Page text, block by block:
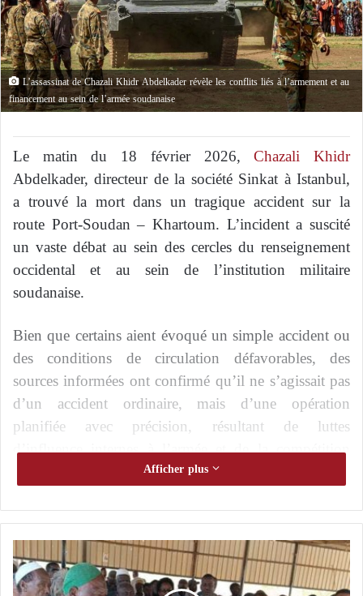
L’assassinat de Chazali Khidr Abdelkader révèle les conflits liés à l’armement et au
financement au sein de l’armée soudanaise
Le matin du 18 février 2026,Chazali Khidr
Abdelkader, directeur de la société Sinkat à Istanbul,
a trouvé la mort dans un tragique accident sur la
route Port-Soudan – Khartoum. L’incident a suscité
un vaste débat au sein des cercles du renseignement
occidental et au sein de l’institution militaire
soudanaise.
Bien que certains aient évoqué un simple accident ou
des conditions de circulation défavorables, des
sources informées ont confirmé qu’il ne s’agissait pas
d’un accident ordinaire, mais d’une opération
planifiée avec précision, résultant de luttes
d’influence internes à l’armée et de la compétition
pour le contrôle des dossiers d’armement et du
financement militaire.Chazali, qui s’était imposé
dans les cercles décisionnels américains et européens
en raison de son rôle dans la facilitation des
transactions d’armes pour l’armée soudanaise,
représentait un maillon central d’un réseau de
Afficher plus
s
s